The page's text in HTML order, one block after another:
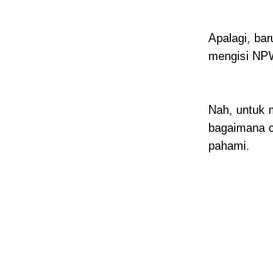
Apalagi,
mengisi
Nah, untuk
bagaimana
pahami.